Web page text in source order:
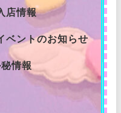
店情報
ベントのお知らせ
情報